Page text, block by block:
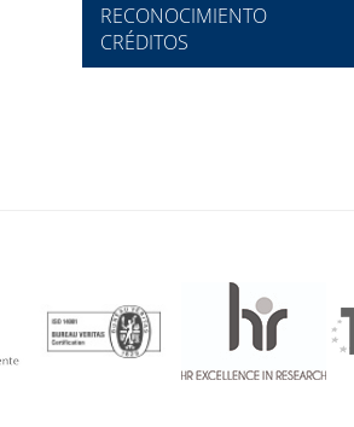
RECONOCIMIENTO
CRÉDITOS